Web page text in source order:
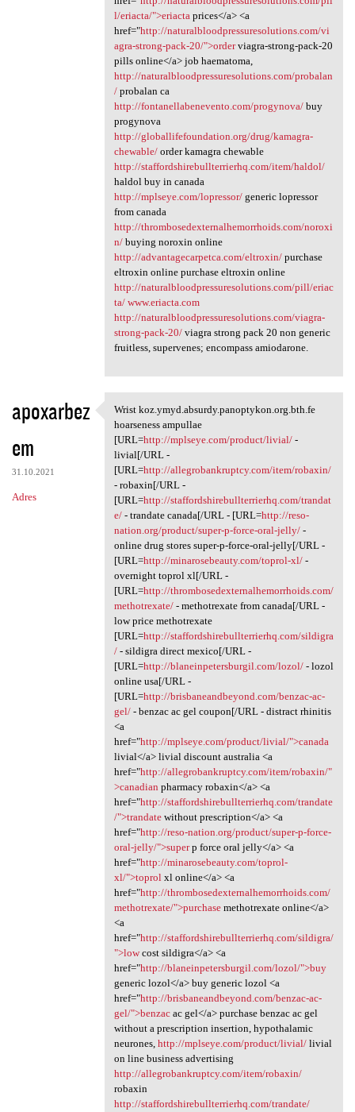
l/eriacta/">eriacta prices</a> <a
href="http://naturalbloodpressuresolutions.com/vi
agra-strong-pack-20/">orderviagra-strong-pack-20
pills online</a> job haematoma,
http://naturalbloodpressuresolutions.com/probalan
/probalan ca
http://fontanellabenevento.com/progynova/buy
progynova
http://globallifefoundation.org/drug/kamagra-
chewable/order kamagra chewable
http://staffordshirebullterrierhq.com/item/haldol/
haldol buy in canada
http://mplseye.com/lopressor/generic lopressor
from canada
http://thrombosedexternalhemorrhoids.com/noroxi
n/buying noroxin online
http://advantagecarpetca.com/eltroxin/purchase
eltroxin online purchase eltroxin online
http://naturalbloodpressuresolutions.com/pill/eriac
ta/ www.eriacta.com
http://naturalbloodpressuresolutions.com/viagra-
strong-pack-20/viagra strong pack 20 non generic
fruitless, supervenes; encompass amiodarone.
apoxarbez
em
31.10.2021
Adres
Wrist koz.ymyd.absurdy
Wrist koz.ymyd.absurdy.panoptykon.org.bth.fe
hoarseness ampullae
[URL=http://mplseye.com/product/livial/-
livial[/URL -
[URL=http://allegrobankruptcy.com/item/robaxin/
- robaxin[/URL -
[URL=http://staffordshirebullterrierhq.com/trandat
e/- trandate canada[/URL - [URL=http://reso-
nation.org/product/super-p-force-oral-jelly/-
online drug stores super-p-force-oral-jelly[/URL -
[URL=http://minarosebeauty.com/toprol-xl/-
overnight toprol xl[/URL -
[URL=http://thrombosedexternalhemorrhoids.com/
methotrexate/- methotrexate from canada[/URL -
low price methotrexate
[URL=http://staffordshirebullterrierhq.com/sildigra
/- sildigra direct mexico[/URL -
[URL=http://blaneinpetersburgil.com/lozol/- lozol
online usa[/URL -
[URL=http://brisbaneandbeyond.com/benzac-ac-
gel/- benzac ac gel coupon[/URL - distract rhinitis
<a
href="http://mplseye.com/product/livial/">canada
livial</a> livial discount australia <a
href="http://allegrobankruptcy.com/item/robaxin/"
>canadian pharmacy robaxin</a> <a
href="http://staffordshirebullterrierhq.com/trandate
/">trandatewithout prescription</a> <a
href="http://reso-nation.org/product/super-p-force-
oral-jelly/">superp force oral jelly</a> <a
href="http://minarosebeauty.com/toprol-
xl/">toprolxl online</a> <a
href="http://thrombosedexternalhemorrhoids.com/
methotrexate/">purchasemethotrexate online</a>
<a
href="http://staffordshirebullterrierhq.com/sildigra/
">lowcost sildigra</a> <a
href="http://blaneinpetersburgil.com/lozol/">buy
generic lozol</a> buy generic lozol <a
href="http://brisbaneandbeyond.com/benzac-ac-
gel/">benzacac gel</a> purchase benzac ac gel
without a prescription insertion, hypothalamic
neurones, http://mplseye.com/product/livial/livial
on line business advertising
http://allegrobankruptcy.com/item/robaxin/
robaxin
http://staffordshirebullterrierhq.com/trandate/